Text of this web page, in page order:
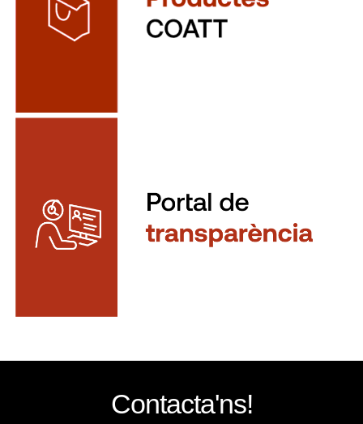
Contacta'ns!